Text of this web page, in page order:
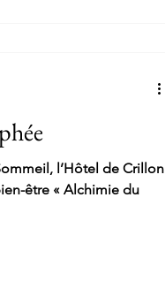
l’Hôtel de Crillon
être « Alchimie du